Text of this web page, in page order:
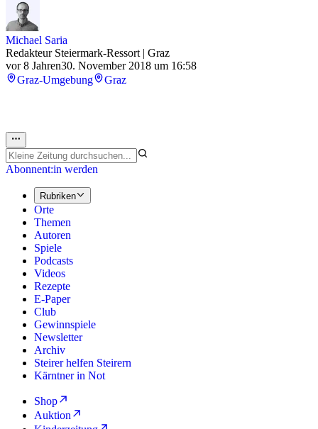
Michael Saria
Redakteur Steiermark-Ressort | Graz
vor 8 Jahren30. November 2018 um 16:58
Graz-Umgebung
Graz
Abonnent:in werden
Rubriken
Orte
Themen
Autoren
Spiele
Podcasts
Videos
Rezepte
E-Paper
Club
Gewinnspiele
Newsletter
Archiv
Steirer helfen Steirern
Kärntner in Not
Shop
Auktion